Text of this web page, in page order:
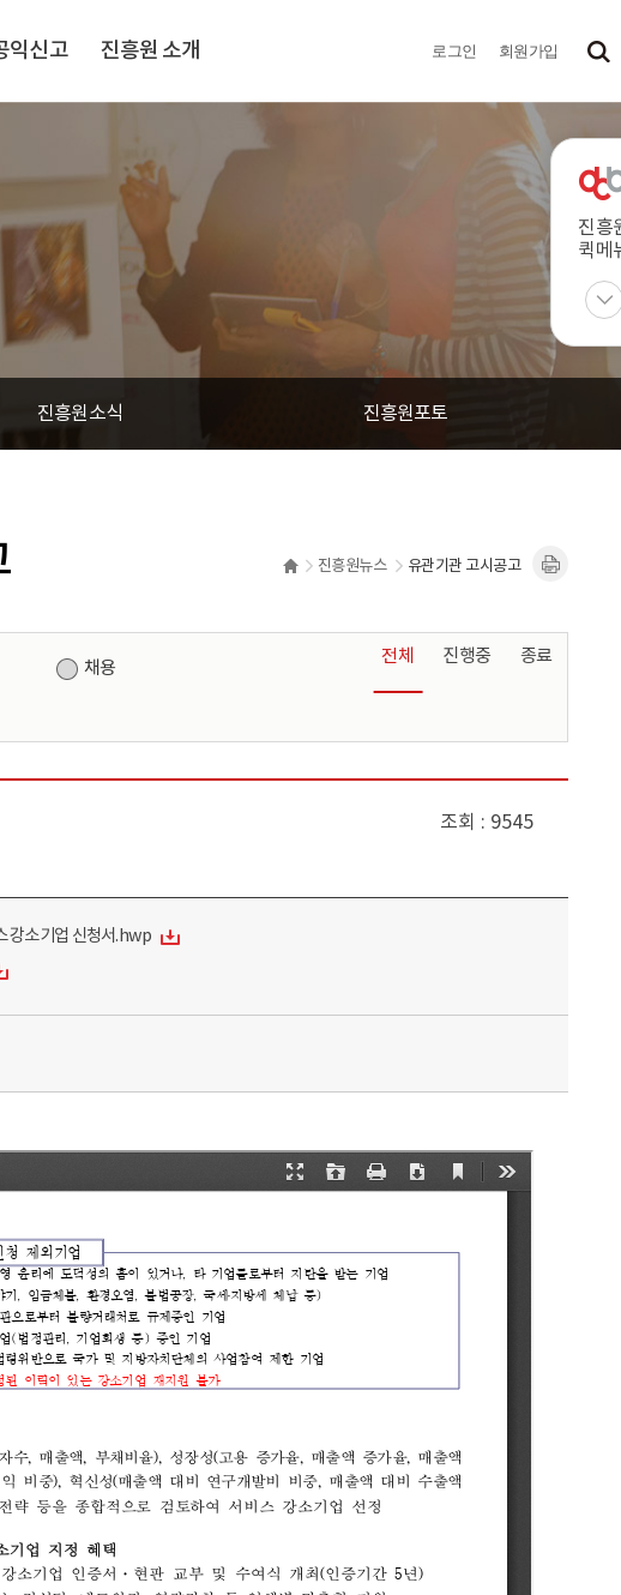
익신고 진흥원 소개 로그인 회원가입
진흥
퀵메
진흥원소식 진흥원포토
진흥원뉴스 유관기관 고시공고
채용
전체 진행중 종료
조회 9545
강소기업 신청서.hwp